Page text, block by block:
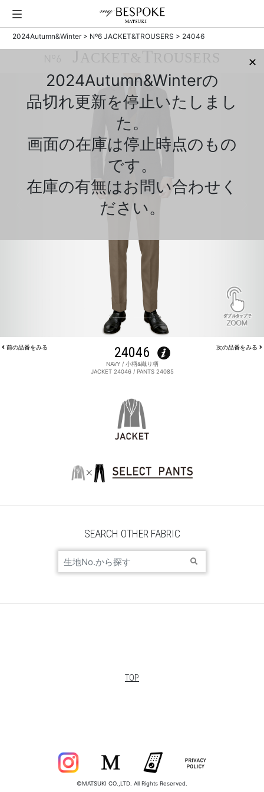
2024Autumn&Winter> Nº6 JACKET&TROUSERS > 24046
✕
2024Autumn&Winterの
品切れ更新を停止いたしまし
た。
画面の在庫は停止時点のもの
です。
在庫の有無はお問い合わせく
ださい。
前の品番をみる 24046
NAVY / 小柄&織り柄
JACKET 24046 / PANTS 24085
次の品番をみる
SEARCH OTHER FABRIC
TOP
©MATSUKI CO.,LTD. All Rights Reserved.